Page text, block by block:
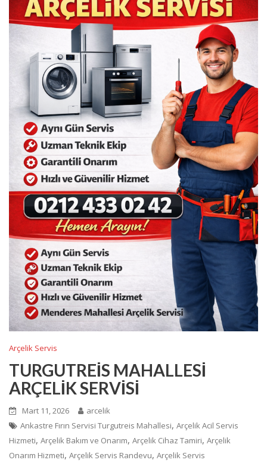
Arçelik Servis
TURGUTREİS MAHALLESİ
ARÇELİK SERVİSİ
Mart 11, 2026
arcelik
Ankastre Fırın Servisi Turgutreis Mahallesi, Arçelik Acil Servis
Hizmeti, Arçelik Bakım ve Onarım, Arçelik Cihaz Tamiri, Arçelik
Onarım Hizmeti, Arçelik Servis Randevu, Arçelik Servis